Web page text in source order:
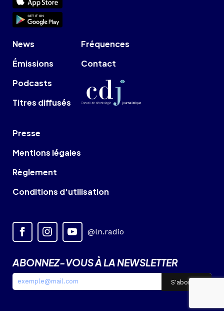
News
Émissions
Podcasts
Titres diffusés
Fréquences
Contact
Presse
Mentions légales
Règlement
Conditions d'utilisation
@ln.radio
ABONNEZ-VOUS À LA NEWSLETTER